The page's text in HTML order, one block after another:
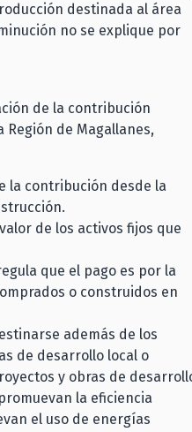
destinada al área
no se explique por
de la contribución
de Magallanes,
la contribución desde la
de los activos fijos que
que el pago es por la
o construidos en
además de los
de desarrollo local o
y obras de
la eficiencia
el uso de energías